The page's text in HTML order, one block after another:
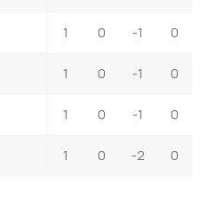
1 0 -1 0
1 0 -1 0
1 0 -1 0
1 0 -2 0